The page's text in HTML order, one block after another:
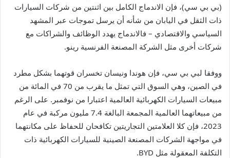
(بي بي سي)، فإن الاندماج الكامل بين اثنتين من شركات السيارات
ذات الثقل في اليابان من شأنه أن يرسل تموجات عبر المشهد
السياسي والاقتصادي – فالاندماج يهدد الوظائف والشراكات مع
شركات أخرى مثل الشركة المصنعة الفرنسية رينو.
ووفقا لبي بي سي، فإن هوندا ونيسان تخسران قوتهما بشكل مطرد
في الصين، وهي السوق التي تمثل ما يقرب من 70 في المائة من
مبيعات السيارات الكهربائية العالمية اعتبارا من نوفمبر. على الرغم
من مبيعاتهما العالمية المجمعة البالغة 7.4 مليون مركبة في عام
2023، فإن كلا العلامتين التجاريتين تكافحان للحفاظ على مكانتهما
في مواجهة الشركات المصنعة الصينية للسيارات الكهربائية ذات
التكلفة المعقولة مثل BYD.